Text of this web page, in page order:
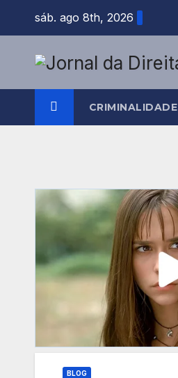
content
sáb. ago 8th, 2026
CRIMINALIDADE
BLOG